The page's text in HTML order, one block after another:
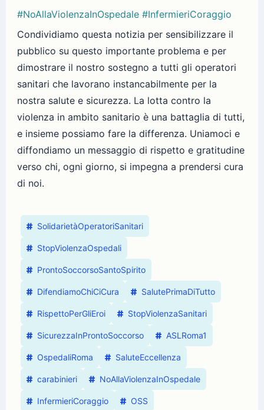
#NoAllaViolenzaInOspedale #InfermieriCoraggio
Condividiamo questa notizia per sensibilizzare il
pubblico su questo importante problema e per
dimostrare il nostro sostegno a tutti gli operatori
sanitari che lavorano instancabilmente per la
nostra salute e sicurezza. La lotta contro la
violenza in ambito sanitario è una battaglia di tutti,
e insieme possiamo fare la differenza. Uniamoci e
diffondiamo un messaggio di rispetto e gratitudine
verso chi, ogni giorno, si impegna a prendersi cura
di noi.
SolidarietàOperatoriSanitari
StopViolenzaOspedali
ProntoSoccorsoSantoSpirito
DifendiamoChiCiCura SalutePrimaDiTutto
RispettoPerGliEroi StopViolenzaSanitari
SicurezzaInProntoSoccorso ASLRoma1
OspedaliRoma SaluteEccellenza
carabinieri NoAllaViolenzaInOspedale
InfermieriCoraggio OSS